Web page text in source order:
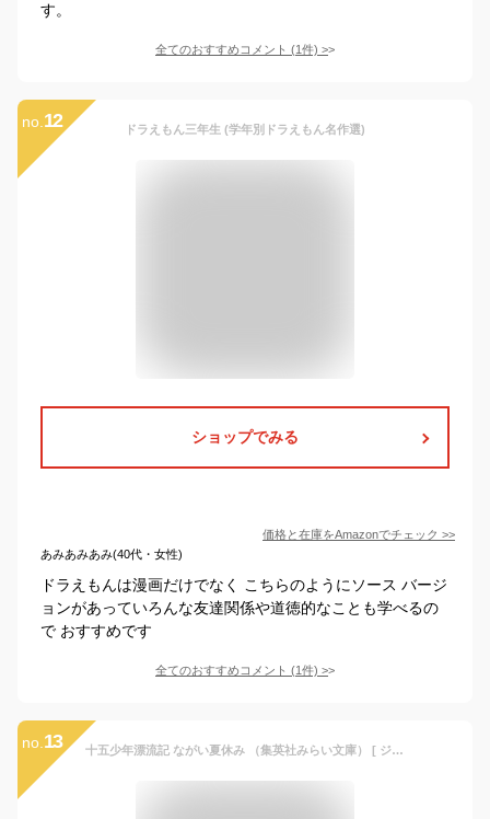
す。
全てのおすすめコメント (1件) >
no. 12 ドラえもん三年生 (学年別ドラえもん名作選)
ショップでみる
価格と在庫をAmazonでチェック >>
あみあみあみ(40代・女性)
ドラえもんは漫画だけでなく こちらのようにソース バージ
ョンがあっていろんな友達関係や道徳的なことも学べるの
で おすすめです
全てのおすすめコメント (1件) >
no. 13 十五少年漂流記 ながい夏休み （集英社みらい文庫） [ ジュール・ヴェルヌ ]